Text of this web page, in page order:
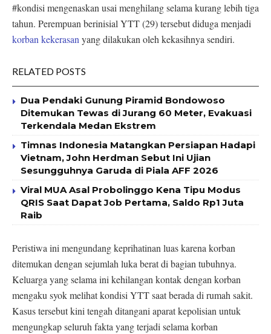
#kondisi mengenaskan usai menghilang selama kurang lebih tiga
tahun. Perempuan berinisial YTT (29) tersebut diduga menjadi
korban kekerasanyang dilakukan oleh kekasihnya sendiri.
RELATED POSTS
Dua Pendaki Gunung Piramid Bondowoso
Ditemukan Tewas di Jurang 60 Meter, Evakuasi
Terkendala Medan Ekstrem
Timnas Indonesia Matangkan Persiapan Hadapi
Vietnam, John Herdman Sebut Ini Ujian
Sesungguhnya Garuda di Piala AFF 2026
Viral MUA Asal Probolinggo Kena Tipu Modus
QRIS Saat Dapat Job Pertama, Saldo Rp1 Juta
Raib
Peristiwa ini mengundang keprihatinan luas karena korban
ditemukan dengan sejumlah luka berat di bagian tubuhnya.
Keluarga yang selama ini kehilangan kontak dengan korban
mengaku syok melihat kondisi YTT saat berada di rumah sakit.
Kasus tersebut kini tengah ditangani aparat kepolisian untuk
mengungkap seluruh fakta yang terjadi selama korban